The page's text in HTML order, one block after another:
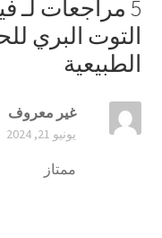
5 مراجعات لـ
التوت البري
الطبيعية
غير معروف
يونيو 21, 2024
ممتاز